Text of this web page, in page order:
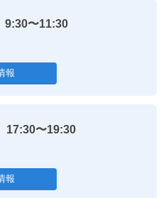
9:30〜11:30
報
17:30〜19:30
報